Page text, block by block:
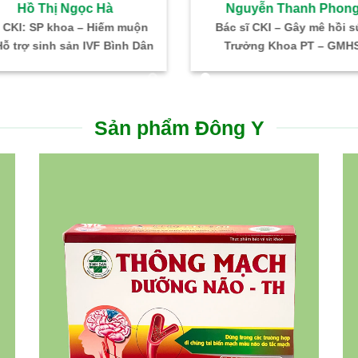
Vĩnh Ngôn
BS. CKI Ngoại
Trưởng khoa Ngoại
Lương Thị Minh
BS. CKI – Nhi
Trưởng khoa KB – Cấp
Sản phẩm Đông Y